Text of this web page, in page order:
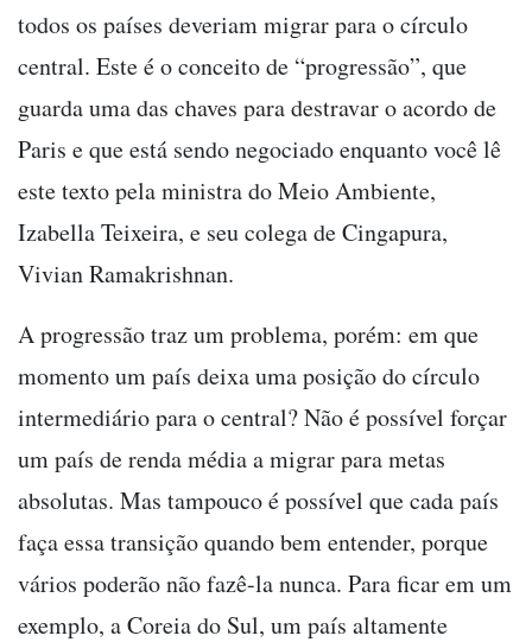
todos os países deveriam migrar para o círculo
central. Este é o conceito de “progressão”, que
guarda uma das chaves para destravar o acordo de
Paris e que está sendo negociado enquanto você lê
este texto pela ministra do Meio Ambiente,
Izabella Teixeira, e seu colega de Cingapura,
Vivian Ramakrishnan.
A progressão traz um problema, porém: em que
momento um país deixa uma posição do círculo
intermediário para o central? Não é possível forçar
um país de renda média a migrar para metas
absolutas. Mas tampouco é possível que cada país
faça essa transição quando bem entender, porque
vários poderão não fazê-la nunca. Para ficar em um
exemplo, a Coreia do Sul, um país altamente